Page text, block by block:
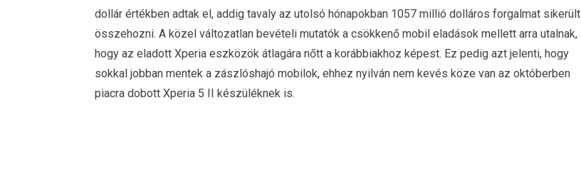
dollár értékben adtak el, addig tavaly az utolsó hónapokban 1057 millió dolláros forgalmat sikerült
összehozni. A közel változatlan bevételi mutatók a csökkenő mobil eladások mellett arra utalnak,
hogy az eladott Xperia eszközök átlagára nőtt a korábbiakhoz képest. Ez pedig azt jelenti, hogy
sokkal jobban mentek a zászlóshajó mobilok, ehhez nyilván nem kevés köze van az októberben
piacra dobott Xperia 5 II készüléknek is.